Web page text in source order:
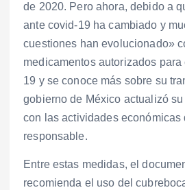
de 2020. Pero ahora, debido a
ante covid-19 ha cambiado y
cuestiones han evolucionado»
medicamentos autorizados
19 y se conoce más sobre su
gobierno de México actualizó
con las actividades económicas
responsable.
Entre estas medidas, el
recomienda el uso del